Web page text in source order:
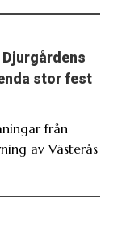
stor fest
från
av Västerås